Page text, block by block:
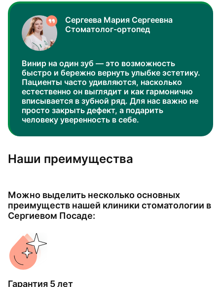
Сергеева Мария Сергеевна
Стоматолог-ортопед
Винир на один зуб — это возможность
быстро и бережно вернуть улыбке эстетику.
Пациенты часто удивляются, насколько
естественно он выглядит и как гармонично
вписывается в зубной ряд. Для нас важно не
просто закрыть дефект, а подарить
человеку уверенность в себе.
Наши преимущества
Можно выделить несколько основных
преимуществ нашей клиники стоматологии в
Сергиевом Посаде:
Гарантия 5 лет